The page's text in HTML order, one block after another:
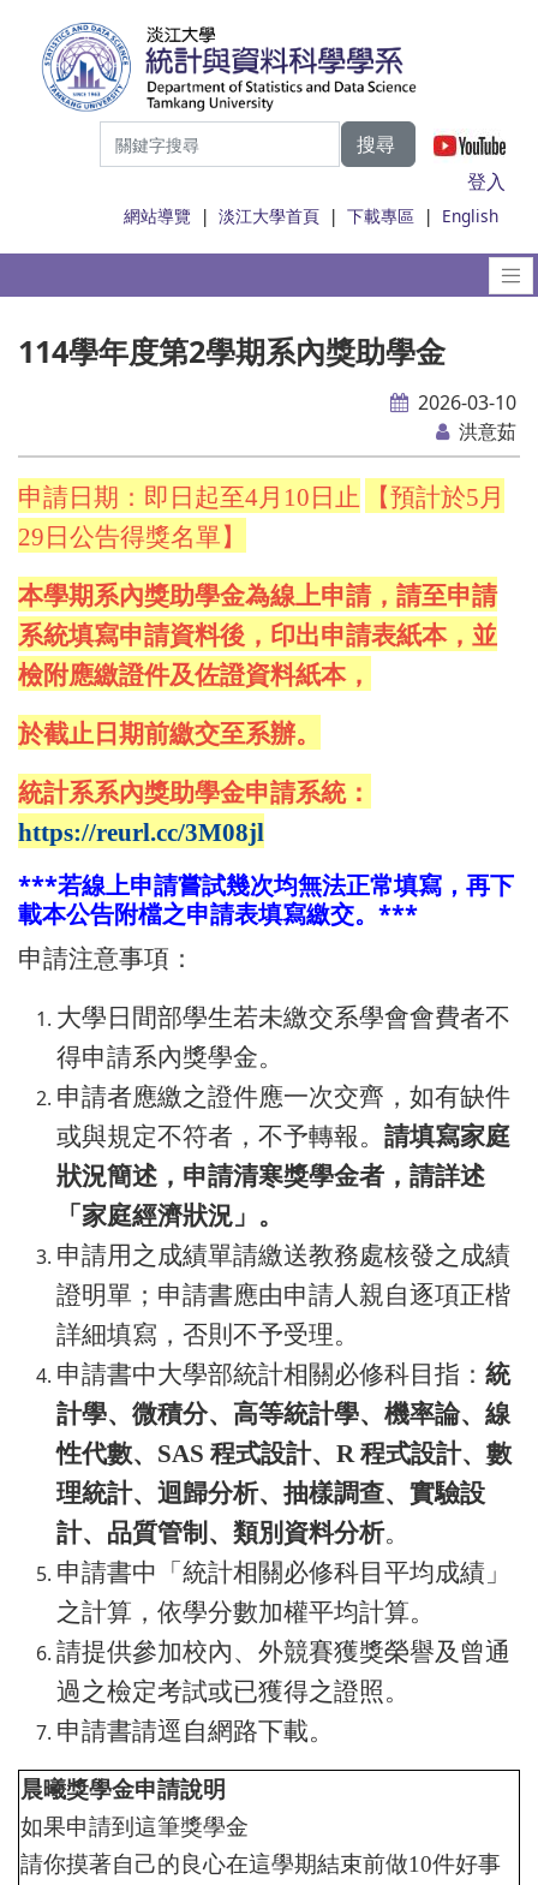
搜尋
登入
網站導覽 |淡江大學首頁 |下載專區 | English
114學年度第2學期系內獎助學金
2026-03-10
洪意茹
申請日期：即日起至4月10日止
【預計於5月
29日公告得獎名單】
本學期系內獎助學金為線上申請，請至申請
系統填寫申請資料後，印出申請表紙本，並
檢附應繳證件及佐證資料紙本，
於截止日期前繳交至系辦。
統計系系內獎助學金申請系統：
https://reurl.cc/3M08jl
***若線上申請嘗試幾次均無法正常填寫，再下
載本公告附檔之申請表填寫繳交。***
申請注意事項：
大學日間部學生若未繳交系學會會費者不
得申請系內獎學金。
申請者應繳之證件應一次交齊，如有缺件
或與規定不符者，不予轉報。 請填寫家庭
狀況簡述，申請清寒獎學金者，請詳述
「家庭經濟狀況」。
申請用之成績單請繳送教務處核發之成績
證明單；申請書應由申請人親自逐項正楷
詳細填寫，否則不予受理。
申請書中大學部統計相關必修科目指： 統
計學、微積分、高等統計學、機率論、線
性代數、SAS 程式設計、R 程式設計、數
理統計、迴歸分析、抽樣調查、實驗設
計、品質管制、類別資料分析。
申請書中「統計相關必修科目平均成績」
之計算，依學分數加權平均計算。
請提供參加校內、外競賽獲獎榮譽及曾通
過之檢定考試或已獲得之證照。
申請書請逕自網路下載。
晨曦獎學金申請說明
如果申請到這筆獎學金
請你摸著自己的良心在這學期結束前做10件好事